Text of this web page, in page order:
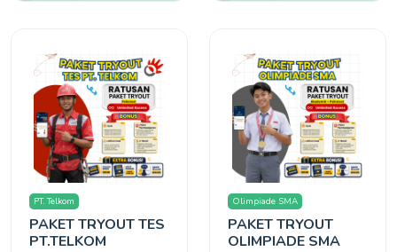
PT. Telkom
PAKET TRYOUT TES
PT.TELKOM
Olimpiade SMA
PAKET TRYOUT
OLIMPIADE SMA